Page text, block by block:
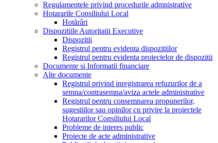
Regulamentele privind procedurile admnistrative
Hotararile Consiliului Local
Hotărâri
Dispozitiile Autoritatii Executive
Dispozitii
Registrul pentru evidenta dispozitiilor
Registrul pentru evidenta proiectelor de dispozitii
Documente si Informatii financiare
Alte documente
Registrul privind inregistrarea refuzurilor de a
semna/contrasemna/aviza actele administrative
Registrul pentru consemnarea propunerilor,
sugestiilor sau opinilor cu privire la proiectele
Hotararilor Consiliului Local
Probleme de interes public
Proiecte de acte administrative